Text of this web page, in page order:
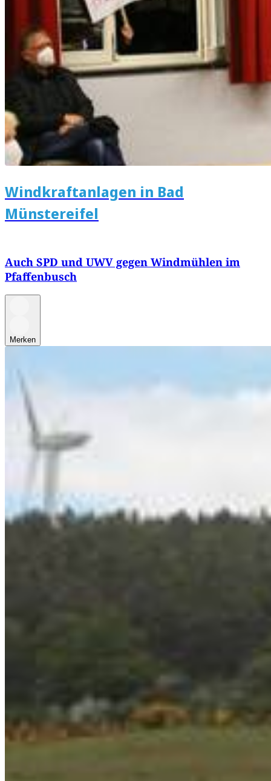
Windkraftanlagen in Bad
Münstereifel
Auch SPD und UWV gegen Windmühlen im
Pfaffenbusch
Merken